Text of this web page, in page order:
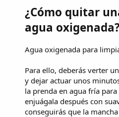
¿Cómo quitar
agua
Agua oxigenada para
Para ello, deberás verter
y dejar actuar unos
la prenda en agua fría
enjuágala después con
conseguirás que la